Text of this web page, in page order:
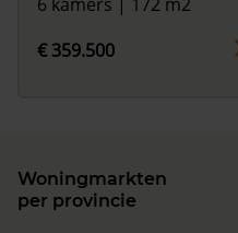
€ 359.500
Woningmarkten
per provincie